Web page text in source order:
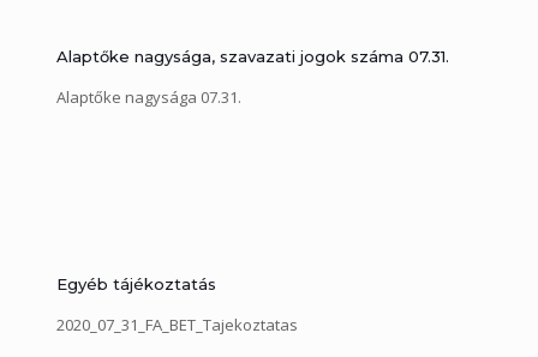
Alaptőke nagysága, szavazati jogok száma 07.31.
Alaptőke nagysága 07.31.
Egyéb tájékoztatás
2020_07_31_FA_BET_Tajekoztatas